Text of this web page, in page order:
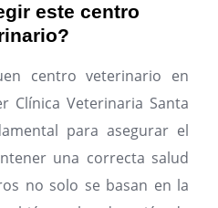
este centro
centro veterinario en
Clínica Veterinaria Santa
para asegurar el
una correcta salud
no solo se basan en la